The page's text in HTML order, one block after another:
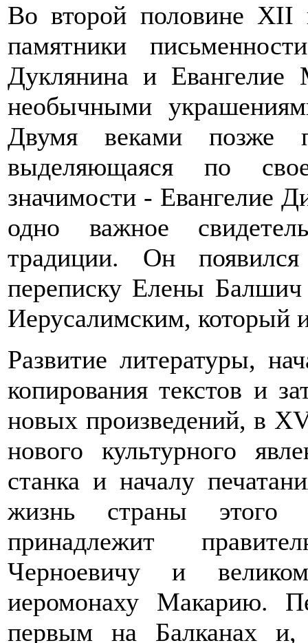
Во второй половине XII
памятники
Дуклянина и Евангелие
необычными
Двумя веками позже
выделяющаяся по
значимости - Евангелие
одно важное
традиции. Он
переписку Елены
Иерусалимским, который
Развитие литературы,
копирования текстов и
новых произведений, в
нового культурного
станка и началу
жизнь страны этого
принадлежит
Черноевичу и
иеромонаху Макарию.
первым на Балканах